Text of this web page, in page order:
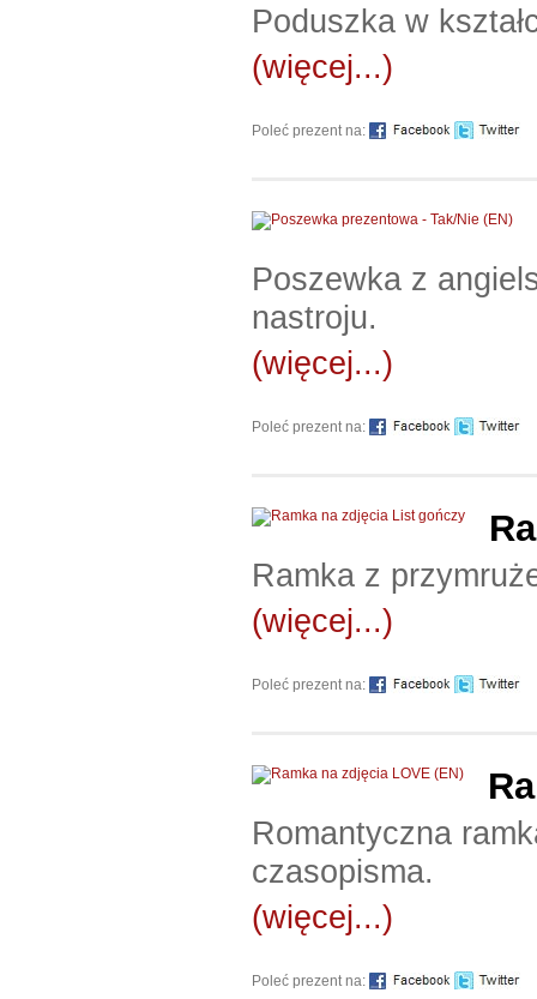
Poduszka w
(więcej...)
Poleć prezent na:
Poszewka z
nastroju.
(więcej...)
Poleć prezent na:
Ramka z
(więcej...)
Poleć prezent na:
Romantyczna
czasopisma.
(więcej...)
Poleć prezent na: